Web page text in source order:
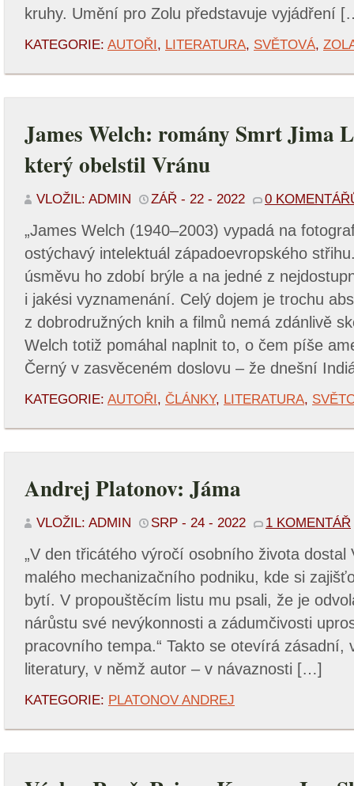
kruhy. Umění pro Zolu představuje vyjádření
KATEGORIE: AUTOŘI, LITERATURA, SVĚTOVÁ,
James Welch: romány Smrt Jima
který obelstil Vránu
VLOŽIL: ADMIN ZÁŘ - 22 - 2022 0
„James Welch (1940–2003) vypadá na
ostýchavý intelektuál západoevropského
úsměvu ho zdobí brýle a na jedné z
i jakési vyznamenání. Celý dojem je trochu
z dobrodružných knih a filmů nemá zdánlivě
Welch totiž pomáhal naplnit to, o čem píše
Černý v zasvěceném doslovu – že dnešní
KATEGORIE: AUTOŘI, ČLÁNKY, LITERATURA,
Andrej Platonov: Jáma
VLOŽIL: ADMIN SRP - 24 - 2022 1 KOMENTÁŘ
„V den třicátého výročí osobního života dostal
malého mechanizačního podniku, kde si
bytí. V propouštěcím listu mu psali, že je
nárůstu své nevýkonnosti a zádumčivosti
pracovního tempa.“ Takto se otevírá zásadní,
literatury, v němž autor – v návaznosti […]
KATEGORIE: PLATONOV ANDREJ